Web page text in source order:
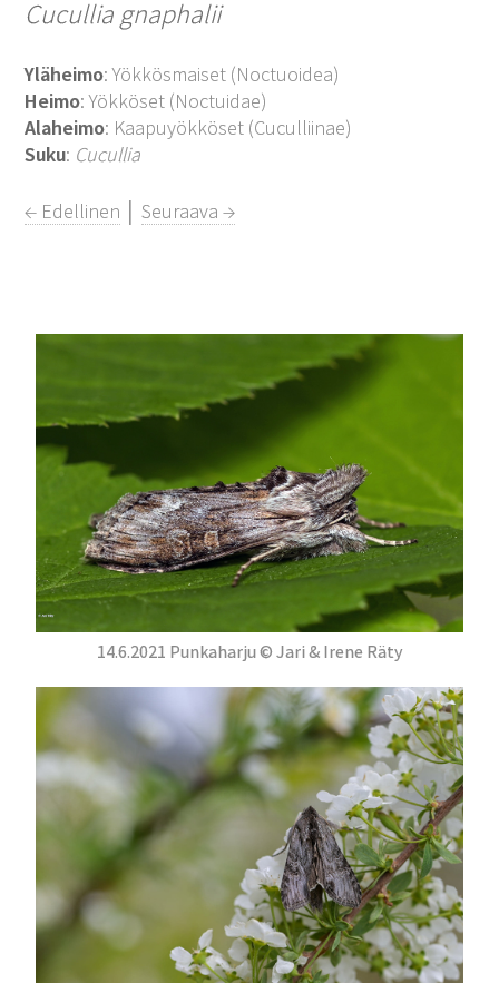
Cucullia gnaphalii
Yläheimo: Yökkösmaiset (Noctuoidea)
Heimo: Yökköset (Noctuidae)
Alaheimo: Kaapuyökköset (Cuculliinae)
Suku: Cucullia
← Edellinen │Seuraava →
14.6.2021 Punkaharju © Jari & Irene Räty